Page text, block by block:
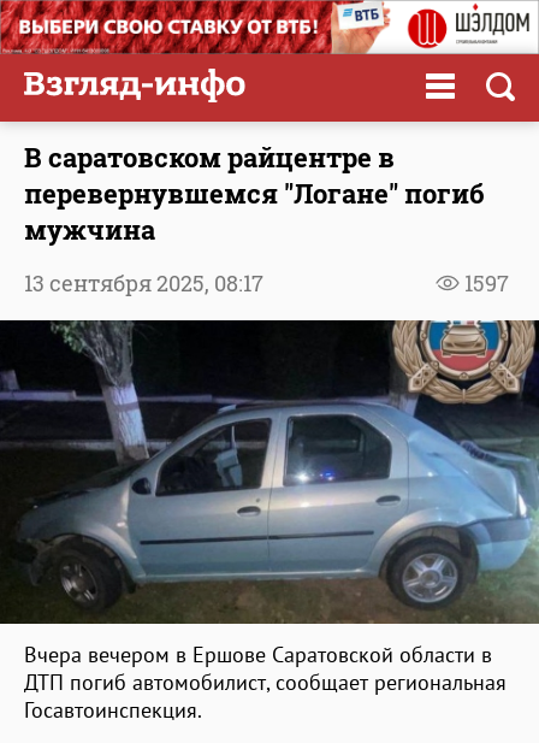
В саратовском райцентре в
перевернувшемся "Логане" погиб
мужчина
1597
13 сентября 2025, 08:17
Вчера вечером в Ершове Саратовской области в
ДТП погиб автомобилист, сообщает региональная
Госавтоинспекция.